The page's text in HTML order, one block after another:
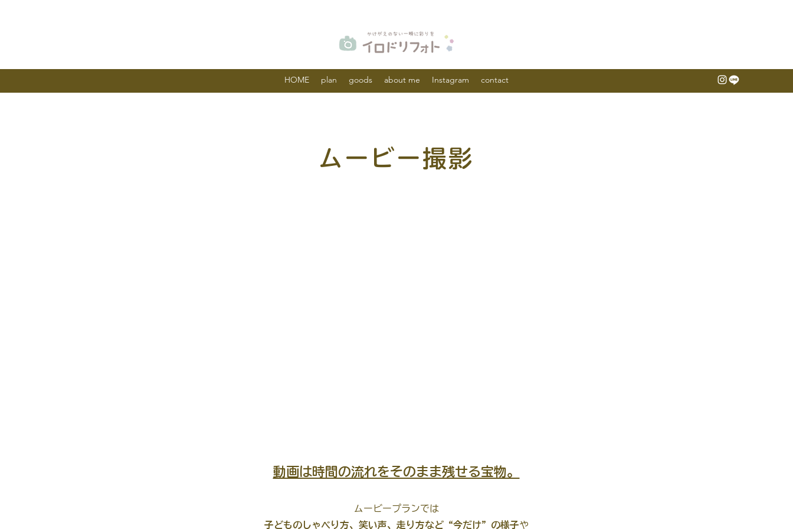
HOME plan goods about me Instagram contact
ムービー撮影
動画は時間の流れをそのまま残せる宝物。
ムービープランでは
子どものしゃべり方、笑い声、走り方など“今だけ”の様子や